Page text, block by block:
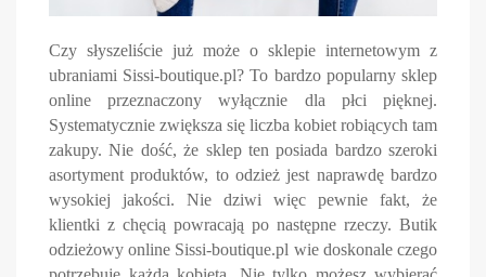
Czy słyszeliście już może o sklepie internetowym z
ubraniami Sissi-boutique.pl? To bardzo popularny sklep
online przeznaczony wyłącznie dla płci pięknej.
Systematycznie zwiększa się liczba kobiet robiących tam
zakupy. Nie dość, że sklep ten posiada bardzo szeroki
asortyment produktów, to odzież jest naprawdę bardzo
wysokiej jakości. Nie dziwi więc pewnie fakt, że
klientki z chęcią powracają po następne rzeczy. Butik
odzieżowy online Sissi-boutique.pl wie doskonale czego